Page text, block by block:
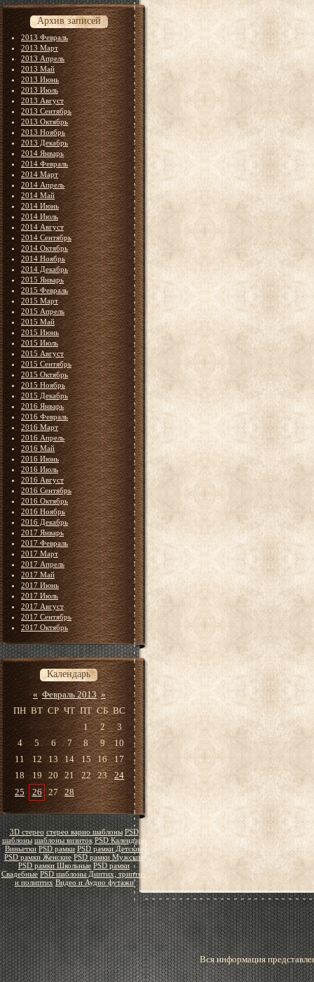
Архив записей
2013 Февраль
2013 Март
2013 Апрель
2013 Май
2013 Июнь
2013 Июль
2013 Август
2013 Сентябрь
2013 Октябрь
2013 Ноябрь
2013 Декабрь
2014 Январь
2014 Февраль
2014 Март
2014 Апрель
2014 Май
2014 Июнь
2014 Июль
2014 Август
2014 Сентябрь
2014 Октябрь
2014 Ноябрь
2014 Декабрь
2015 Январь
2015 Февраль
2015 Март
2015 Апрель
2015 Май
2015 Июнь
2015 Июль
2015 Август
2015 Сентябрь
2015 Октябрь
2015 Ноябрь
2015 Декабрь
2016 Январь
2016 Февраль
2016 Март
2016 Апрель
2016 Май
2016 Июнь
2016 Июль
2016 Август
2016 Сентябрь
2016 Октябрь
2016 Ноябрь
2016 Декабрь
2017 Январь
2017 Февраль
2017 Март
2017 Апрель
2017 Май
2017 Июнь
2017 Июль
2017 Август
2017 Сентябрь
2017 Октябрь
Календарь
« Февраль 2013 »
ПН ВТ СР ЧТ ПТ СБ ВС
1
2
3
4
5 6 7 8 9
10
11
12 13 14 15 16
17
18
19 20 21 22 23
24
25
26 27 28
3D стерео стерео варио шаблоны PSD
шаблоны шаблоны визиток PSD Календари
Виньетки PSD рамки PSD рамки Детские
PSD рамки Женские PSD рамки Мужские
PSD рамки Школьные PSD рамки
Свадебные PSD шаблоны Диптих, триптих
и полиптих Видео и Аудио футажи
Вся информация